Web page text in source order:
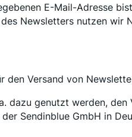
E-Mail-Adresse
Newsletters nutzen wir
den Versand von
dazu genutzt werden,
Sendinblue GmbH in